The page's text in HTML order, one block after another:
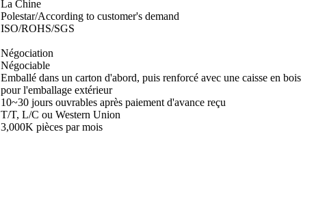
La Chine
Polestar/According to customer's demand
ISO/ROHS/SGS
Négociation
Négociable
Emballé dans un carton d'abord, puis renforcé avec une caisse en bois
pour l'emballage extérieur
10~30 jours ouvrables après paiement d'avance reçu
T/T, L/C ou Western Union
3,000K pièces par mois